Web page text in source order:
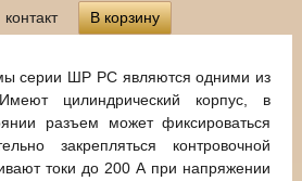
контакт В корзину
серии ШР РС являются одними из
цилиндрический корпус, в
разъем может фиксироваться
закрепляться контровочной
токи до 200 А при напряжении